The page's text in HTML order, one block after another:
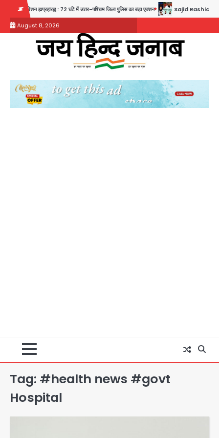
content
: 72 घंटे में उत्तर-पश्चिम जिला पुलिस का बड़ा एक्शन Sajid Rashidi’s controversial:
August 8, 2026
Tag: #health news #govt
Hospital